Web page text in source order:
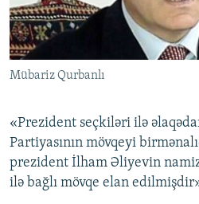
KARIKATURA
İSLAM VƏ DEMOKRATIYA
İZ - MƏDƏNIYYƏT PROQRAMI
PEŞƏ ETIKASI VƏ JURNALISTIKA
MATERIALLARIMIZDAN ISTIFADƏ
AZADLIQRADIOSU MOBIL
XƏBƏR BÜLLETENLƏRIMIZ
BIZI IZLƏ
RFE/RL-in bütün saytları
Mübariz Qurbanlı
«Prezident seçkiləri ilə
Partiyasının mövqeyi
prezident İlham Əliyevin
ilə bağlı mövqe elan